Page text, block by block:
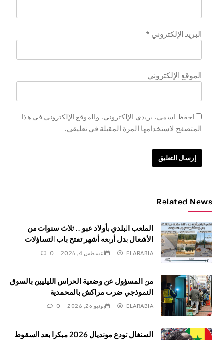
البريد الإلكتروني *
الموقع الإلكتروني
احفظ اسمي، بريدي الإلكتروني، والموقع الإلكتروني في هذا
المتصفح لاستخدامها المرة المقبلة في تعليقي.
Related News
الملعب البلدي بأولاد عبو .. ثلاث سنوات من
الأشغال بدل أربعة أشهر تفتح باب التساؤلات
ELARABIA أغسطس 4, 2026 0
من المسؤول عن وضعية الحراس الليليين بالسوق
النموذجي ضرب مراكش بالمحمدية
ELARABIA يونيو 26, 2026 0
السنغال تودع مونديال 2026 مبكرا بعد السقوط